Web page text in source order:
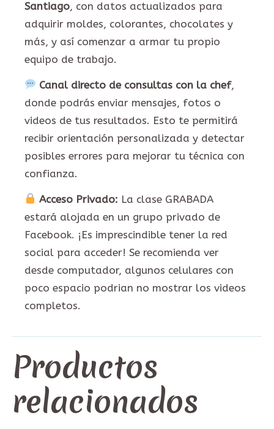
Santiago, con datos actualizados para
adquirir moldes, colorantes, chocolates y
más, y así comenzar a armar tu propio
equipo de trabajo.
Canal directo de consultas con la chef,
donde podrás enviar mensajes, fotos o
videos de tus resultados. Esto te permitirá
recibir orientación personalizada y detectar
posibles errores para mejorar tu técnica con
confianza.
Acceso Privado: La clase GRABADA
estará alojada en un grupo privado de
Facebook. ¡Es imprescindible tener la red
social para acceder! Se recomienda ver
desde computador, algunos celulares con
poco espacio podrian no mostrar los videos
completos.
Productos
relacionados